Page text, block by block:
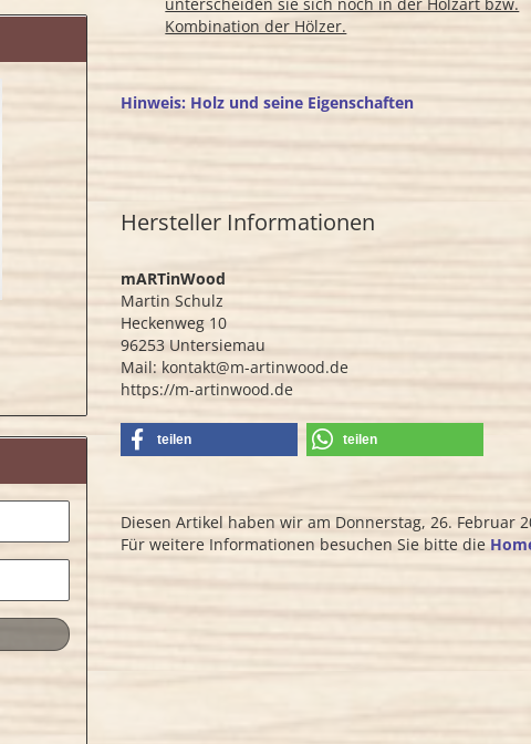
Kombination der Hölzer.
Hinweis: Holz und seine Eigenschaften
Hersteller Informationen
mARTinWood
Martin Schulz
Heckenweg 10
96253 Untersiemau
Mail: kontakt@m-artinwood.de
https://m-artinwood.de
teilen teilen
Diesen Artikel haben wir am Donnerstag, 26. Februar
Für weitere Informationen besuchen Sie bitte die